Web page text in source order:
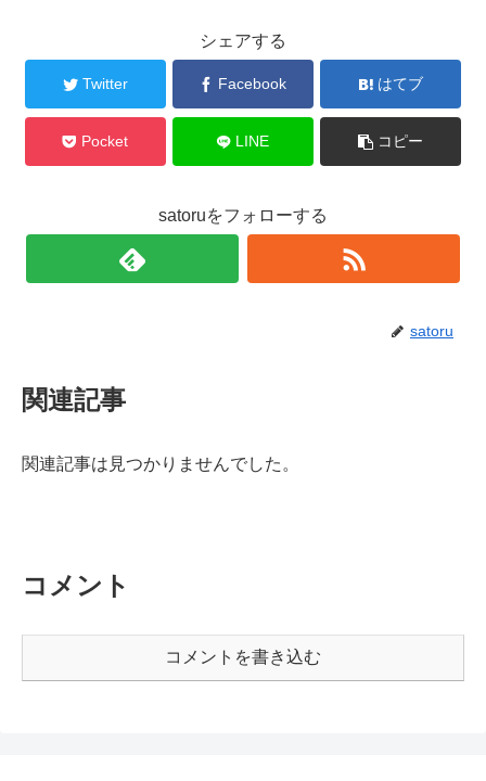
シェアする
Twitter Facebook はてブ
Pocket LINE コピー
satoruをフォローする
satoru
関連記事
関連記事は見つかりませんでした。
コメント
コメントを書き込む